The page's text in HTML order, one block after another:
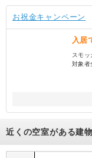
お祝金キャンペーン
入居
スモッ
対象者
近くの空室がある建